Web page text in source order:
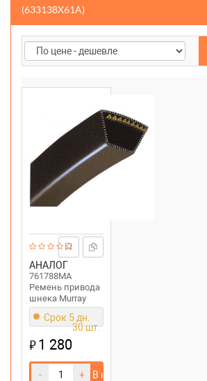
(633138X61A)
АНАЛОГ
761788MA
Ремень привода
шнека Murray
Срок 5 дн.
30 шт.
₽1 280
- + В корзину